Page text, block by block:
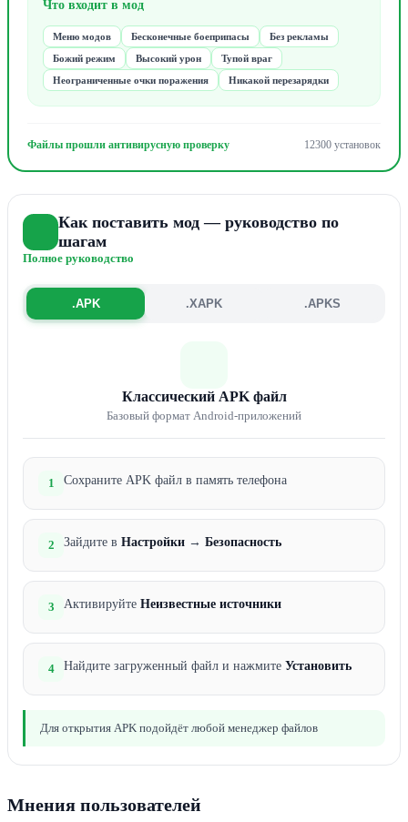
Что входит в мод
Меню модов Бесконечные боеприпасы
Без рекламы
Божий режим
Высокий урон
Тупой враг
Неограниченные очки поражения
Никакой перезарядки
Файлы прошли антивирусную проверку 12300 установок
Как поставить мод — руководство по
шагам
Полное руководство
.APK .XAPK .APKS
Классический APK файл
Базовый формат Android-приложений
1 Сохраните APK файл в память телефона
2 Зайдите в Настройки → Безопасность
3 Активируйте Неизвестные источники
4 Найдите загруженный файл и нажмите Установить
Для открытия APK подойдёт любой менеджер файлов
Мнения пользователей